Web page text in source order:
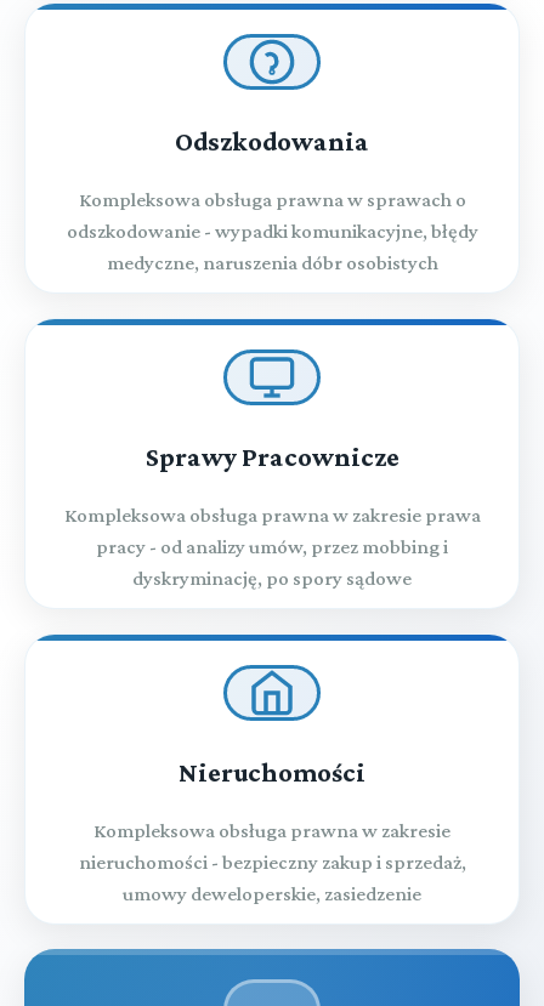
Odszkodowania
Kompleksowa obsługa prawna w sprawach o
odszkodowanie - wypadki komunikacyjne, błędy
medyczne, naruszenia dóbr osobistych
Sprawy Pracownicze
Kompleksowa obsługa prawna w zakresie prawa
pracy - od analizy umów, przez mobbing i
dyskryminację, po spory sądowe
Nieruchomości
Kompleksowa obsługa prawna w zakresie
nieruchomości - bezpieczny zakup i sprzedaż,
umowy deweloperskie, zasiedzenie